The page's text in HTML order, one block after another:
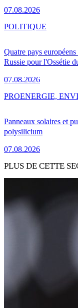
07.08.2026
Quatre pays
Russie pour l'Ossétie
07.08.2026
POLITIQUE
Panneaux solaires et
polysilicium
07.08.2026
PROENERGIE,
PLUS DE CETTE